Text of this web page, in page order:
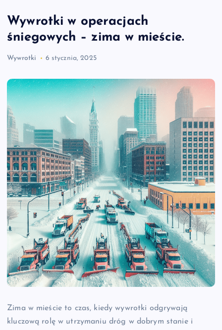
Wywrotki w operacjach
śniegowych – zima w mieście.
Wywrotki 6 stycznia, 2025
Zima w mieście to czas, kiedy wywrotki odgrywają
kluczową rolę w utrzymaniu dróg w dobrym stanie i